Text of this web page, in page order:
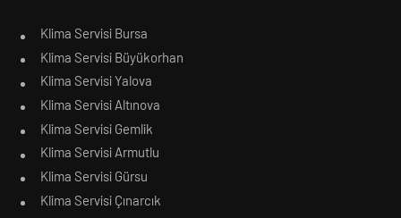
Klima Servisi Bursa
Klima Servisi Büyükorhan
Klima Servisi Yalova
Klima Servisi Altınova
Klima Servisi Gemlik
Klima Servisi Armutlu
Klima Servisi Gürsu
Klima Servisi Çınarcık